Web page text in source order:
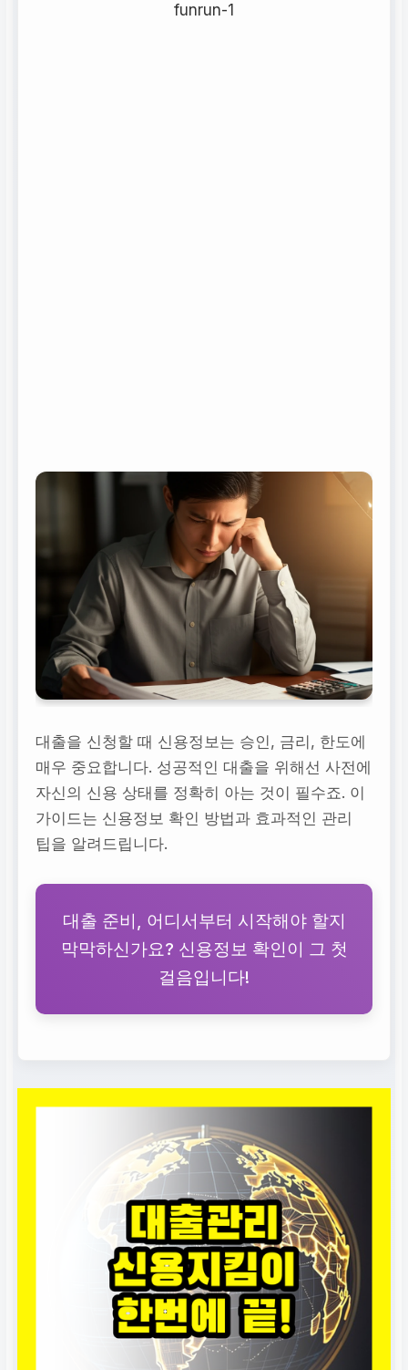
funrun-1
대출을 신청할 때 신용정보는 승인, 금리, 한도에
매우 중요합니다. 성공적인 대출을 위해선 사전에
자신의 신용 상태를 정확히 아는 것이 필수죠. 이
가이드는 신용정보 확인 방법과 효과적인 관리
팁을 알려드립니다.
대출 준비, 어디서부터 시작해야 할지
막막하신가요? 신용정보 확인이 그 첫
걸음입니다!